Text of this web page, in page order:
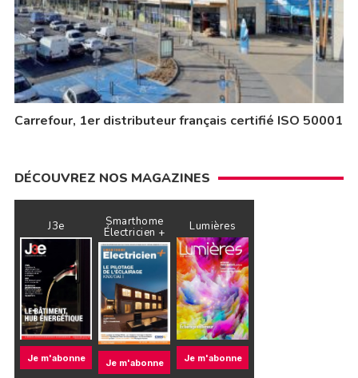
Carrefour, 1er distributeur français certifié ISO 50001
DÉCOUVREZ NOS MAGAZINES
J3e
Je m'abonne
Smarthome
Électricien +
Je m'abonne
Lumières
Je m'abonne